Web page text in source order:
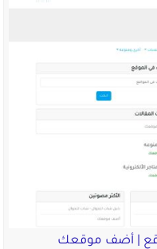
| أضف موقعك